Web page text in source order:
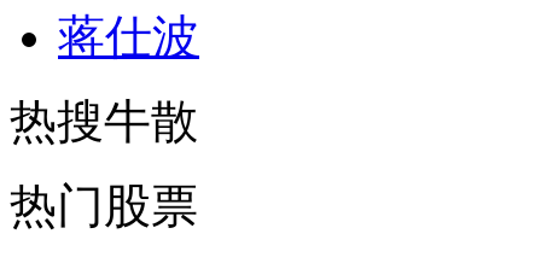
蒋仕波
热搜牛散
热门股票